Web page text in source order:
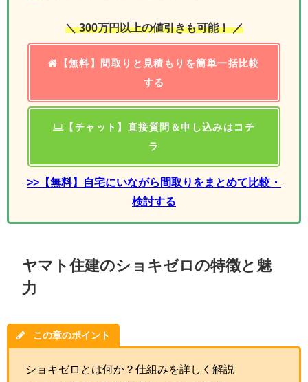
＼ 300万円以上の値引きも可能！ ／
【無料】間取りと見積もりを簡単一括比較
する
【チャット】直接質問＆申し込みはコチ
ラ
>>【無料】自宅にいながら間取りをまとめて比較・
検討する
ヤマト住建のショキゼロの特徴と魅
力
この章のポイント
ショキゼロとは何か？仕組みを詳しく解説